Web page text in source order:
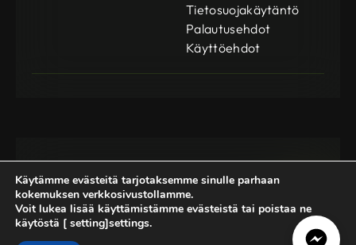
Gamedog OÜ
Tietosuojakäytäntö
Palautusehdot
Käyttöehdot
Käytämme evästeitä tarjotaksemme sinulle parhaan
kokemuksen verkkosivustollamme.
Voit lukea lisää käyttämistämme evästeistä tai poistaa ne
käytöstä [ setting]settings.